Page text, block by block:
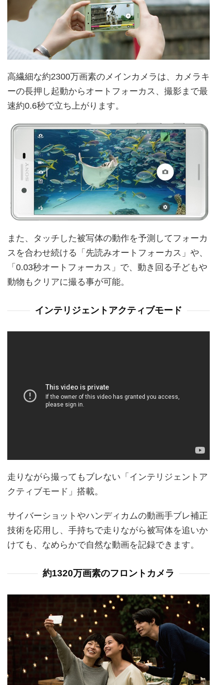
高繊細な約2300万画素のメインカメラは、カメラキ
ーの長押し起動からオートフォーカス、撮影まで最
速約0.6秒で立ち上がります。
また、タッチした被写体の動作を予測してフォーカ
スを合わせ続ける「先読みオートフォーカス」や、
「0.03秒オートフォーカス」で、動き回る子どもや
動物もクリアに撮る事が可能。
インテリジェントアクティブモード
走りながら撮ってもブレない「インテリジェントア
クティブモード」搭載。
サイバーショットやハンディカムの動画手ブレ補正
技術を応用し、手持ちで走りながら被写体を追いか
けても、なめらかで自然な動画を記録できます。
約1320万画素のフロントカメラ